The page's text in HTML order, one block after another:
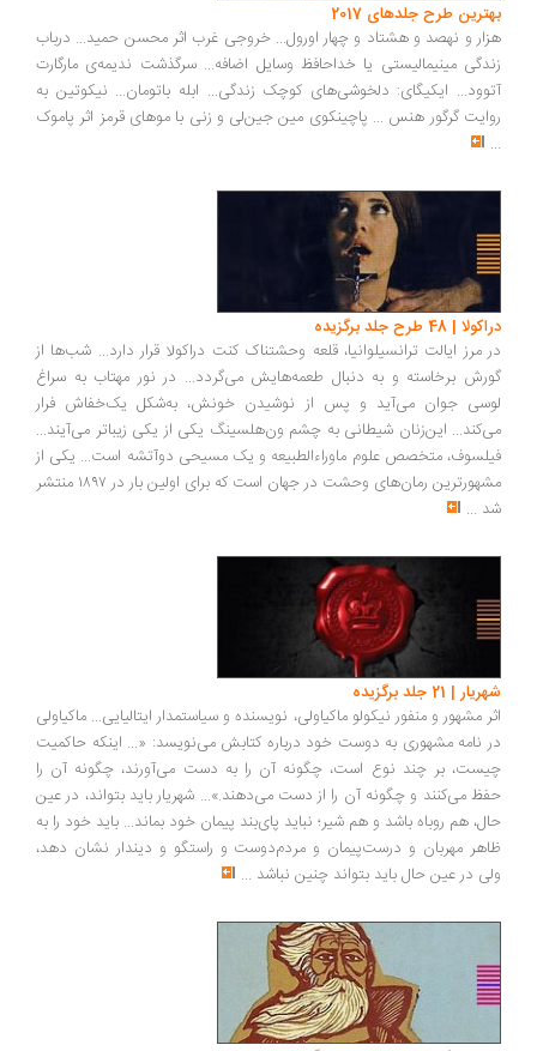
بهترین طرح جلدهای 2017
هزار و نهصد و هشتاد و چهار اورول... خروجی غرب اثر محسن حمید... درباب
زندگی مینیمالیستی یا خداحافظ وسایل اضافه... سرگذشت ندیمه‌ی مارگارت
آتوود... ایکیگای: دلخوشی‌های کوچک زندگی... ابله باتومان... نیکوتین به
روایت گرگور هنس‏‫ ... پاچینکوی مین جین‌لی و زنی با موهای قرمز اثر پاموک
...
دراکولا | 48 طرح جلد برگزیده
در مرز ایالت ترانسیلوانیا، قلعه وحشتناک کنت دراکولا قرار دارد... شب‌ها از
گورش برخاسته و به دنبال طعمه‌هایش می‌گردد... در نور مهتاب به سراغ
لوسی جوان می‌آید و پس از نوشیدن خونش، به‌شکل یک‌خفاش فرار
می‌کند... این‌زنان شیطانی به چشم ون‌هلسینگ یکی از یکی زیباتر می‌آیند...
فیلسوف، متخصص علوم ماوراءالطبیعه و یک مسیحی دوآتشه است... یکی از
مشهورترین رمان‌های وحشت در جهان است که برای اولین‌ بار در ۱۸۹۷ منتشر
شد ...
شهریار | 21 جلد برگزیده
اثر مشهور و منفور نیکولو ماکیاولی، نویسنده و سیاستمدار ایتالیایی... ماکیاولی
در نامه مشهوری به دوست خود درباره کتابش می‌نویسد: «... اینکه حاکمیت
چیست، بر چند نوع است، چگونه آن را به دست می‌آورند، چگونه آن را
حفظ می‌کنند و چگونه آن را از دست می‌دهند.»... شهریار باید بتواند، در عین
حال، هم روباه باشد و هم شیر؛ نباید پای‌بند پیمان خود بماند... باید خود را به
ظاهر مهربان و درست‌پیمان و مردم‌دوست و راستگو و دیندار نشان دهد،
ولی در عین حال باید بتواند چنین نباشد ...